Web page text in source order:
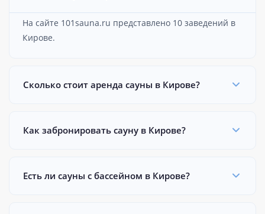
На сайте 101sauna.ru представлено 10 заведений в
Кирове.
Сколько стоит аренда сауны в Кирове?
Как забронировать сауну в Кирове?
Есть ли сауны с бассейном в Кирове?